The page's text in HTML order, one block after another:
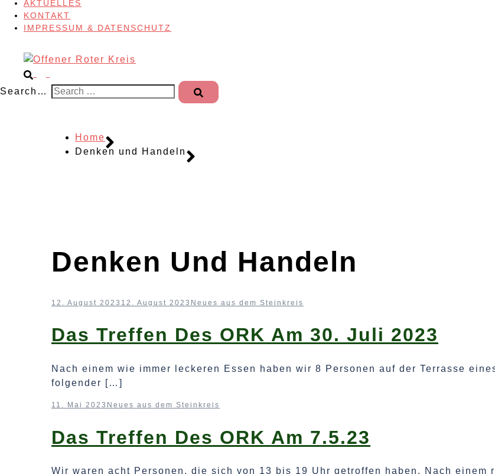
AKTUELLES
KONTAKT
IMPRESSUM & DATENSCHUTZ
Search…
Home
Denken und Handeln
Denken Und Handeln
12. August 2023 12. August 2023 Neues aus dem Steinkreis
Das Treffen Des ORK Am 30. Juli 2023
Nach einem wie immer leckeren Essen haben wir 8 Personen auf der Terrasse
folgender […]
11. Mai 2023 Neues aus dem Steinkreis
Das Treffen Des ORK Am 7.5.23
Wir waren acht Personen, die sich von 13 bis 19 Uhr getroffen haben. Nach